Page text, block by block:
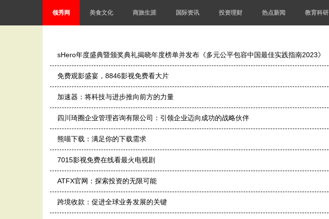
领秀网 美食文化 商旅生涯 国际资讯 投资理财 热点新闻 教育科研
sHero年度盛典暨颁奖典礼揭晓年度榜单并发布《多元公平包容中国最佳实践指南2023》
免费观影盛宴，8846影视免费看大片
加速器：将科技与进步推向前方的力量
四川琦圈企业管理咨询有限公司：引领企业迈向成功的战略伙伴
熊喵下载：满足你的下载需求
7015影视免费在线看最火电视剧
ATFX官网：探索投资的无限可能
跨境收款：促进全球业务发展的关键